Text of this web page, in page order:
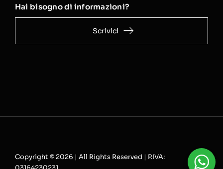
Hai bisogno di informazioni?
Scrivici
Copyright © 2026 | All Rights Reserved | P.IVA: